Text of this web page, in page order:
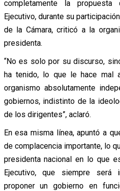
completamente la
Ejecutivo, durante su
de la Cámara, criticó a la
presidenta.
“No es solo por su discurso,
ha tenido, lo que le hace mal
organismo absolutamente
gobiernos, indistinto de la
de los dirigentes”, aclaró.
En esa misma línea, apuntó a
de complacencia importante, lo
presidenta nacional en lo que
Ejecutivo, que siempre será
proponer un gobierno en